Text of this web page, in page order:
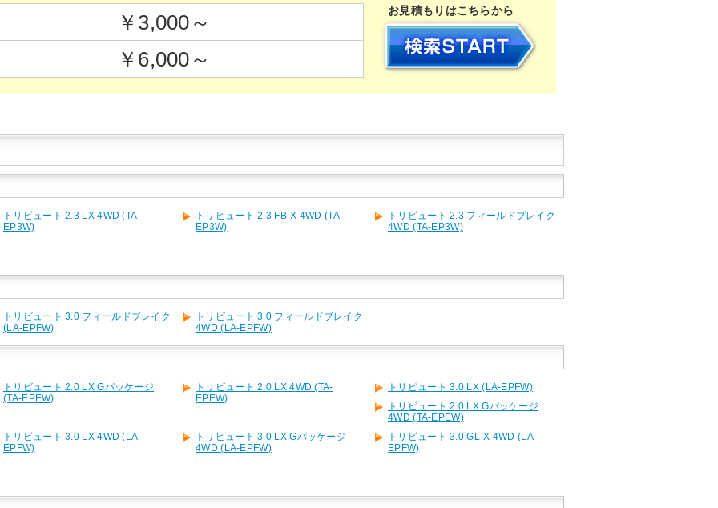
￥3,000～
￥6,000～
お見積もりはこちらから
トリビュート 2.3 LX 4WD (TA-
EP3W)
トリビュート 2.3 FB-X 4WD (TA-
EP3W)
トリビュート 2.3 フィールドブレイク
4WD (TA-EP3W)
トリビュート 3.0 フィールドブレイク
(LA-EPFW)
トリビュート 3.0 フィールドブレイク
4WD (LA-EPFW)
トリビュート 2.0 LX Gパッケージ
(TA-EPEW)
トリビュート 2.0 LX 4WD (TA-
EPEW)
トリビュート 3.0 LX (LA-EPFW)
トリビュート 2.0 LX Gパッケージ
4WD (TA-EPEW)
トリビュート 3.0 LX 4WD (LA-
EPFW)
トリビュート 3.0 LX Gパッケージ
4WD (LA-EPFW)
トリビュート 3.0 GL-X 4WD (LA-
EPFW)